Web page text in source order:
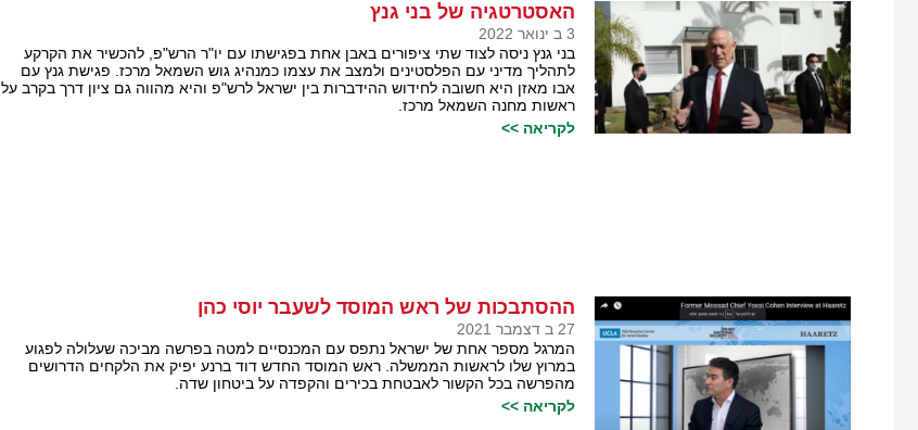
האסטרטגיה של בני גנץ
3 ב ינואר 2022
בני גנץ ניסה לצוד שתי ציפורים באבן אחת בפגישתו עם יו"ר הרש"פ, להכשיר את הקרקע
לתהליך מדיני עם הפלסטינים ולמצב את עצמו כמנהיג גוש השמאל מרכז. פגישת גנץ עם
אבו מאזן היא חשובה לחידוש ההידברות בין ישראל לרש"פ והיא מהווה גם ציון דרך בקרב על
ראשות מחנה השמאל מרכז.
לקריאה >>
ההסתבכות של ראש המוסד לשעבר יוסי כהן
27 ב דצמבר 2021
המרגל מספר אחת של ישראל נתפס עם המכנסיים למטה בפרשה מביכה שעלולה לפגוע
במרוץ שלו לראשות הממשלה. ראש המוסד החדש דוד ברנע יפיק את הלקחים הדרושים
מהפרשה בכל הקשור לאבטחת בכירים והקפדה על ביטחון שדה.
לקריאה >>